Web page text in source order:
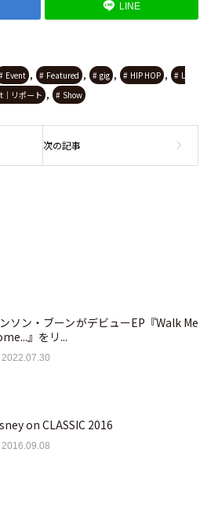
LINE
Event , Featured , gig , HIP HOP ,
L
｜リポート , Show
ソン・ブーンがデビューEP『Walk Me
』をリ...
2022.07.30
on CLASSIC 2016
2016.09.08